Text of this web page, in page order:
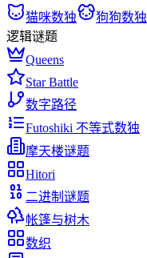
猫咪数独
狗狗数独
逻辑谜题
Queens
Star Battle
数字路径
Futoshiki 不等式数独
摩天楼谜题
Hitori
二进制谜题
帐篷与树木
数织